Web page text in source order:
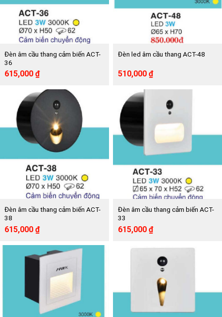
Đèn âm cầu thang cảm biến ACT-
36
Giá
1,020,000 ₫.
615,000 ₫Giá
tại
là:
615,000 ₫.
Đèn led âm cầu thang ACT-48
Giá
850,000 ₫.
510,000 ₫Giá
tại
510,000 ₫.
Đèn âm cầu thang cảm biến ACT-
38
Giá
là:
1,020,000 ₫.
615,000 ₫Giá
hiện
tại
là:
615,000 ₫.
Đèn âm cầu thang cảm biến ACT-
33
Giá
615,000 ₫Giá
hiện
615,000 ₫.